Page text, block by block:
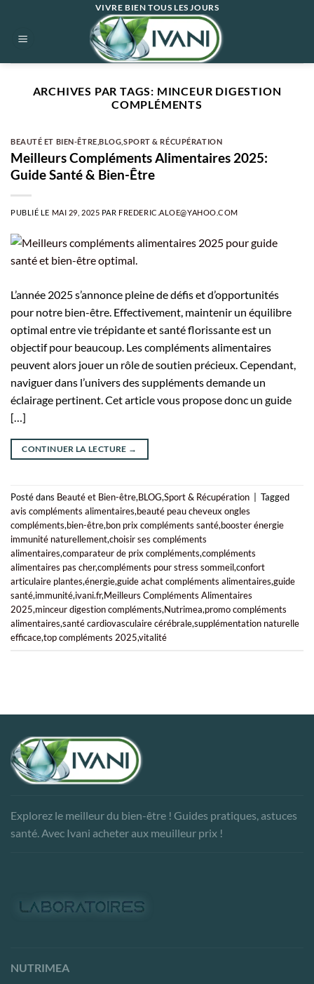
contenu
VIVRE BIEN TOUS LES JOURS
ARCHIVES PAR TAGS: MINCEUR DIGESTION
COMPLÉMENTS
BEAUTÉ ET BIEN-ÊTRE ,BLOG ,SPORT & RÉCUPÉRATION
Meilleurs Compléments Alimentaires 2025:
Guide Santé & Bien-Être
PUBLIÉ LE MAI 29, 2025 PAR FREDERIC.ALOE@YAHOO.COM
L’année 2025 s’annonce pleine de défis et d’opportunités
pour notre bien-être. Effectivement, maintenir un équilibre
optimal entre vie trépidante et santé florissante est un
objectif pour beaucoup. Les compléments alimentaires
peuvent alors jouer un rôle de soutien précieux. Cependant,
naviguer dans l’univers des suppléments demande un
éclairage pertinent. Cet article vous propose donc un guide
[…]
CONTINUER LA LECTURE →
Posté dans Beauté et Bien-être,BLOG,Sport & Récupération
Tagged
avis compléments alimentaires,beauté peau cheveux ongles
compléments,bien-être,bon prix compléments santé,booster énergie
immunité naturellement,choisir ses compléments
alimentaires,comparateur de prix compléments,compléments
alimentaires pas cher,compléments pour stress sommeil,confort
articulaire plantes,énergie,guide achat compléments alimentaires,guide
santé,immunité,ivani.fr,Meilleurs Compléments Alimentaires
2025,minceur digestion compléments,Nutrimea,promo compléments
alimentaires,santé cardiovasculaire cérébrale,supplémentation naturelle
efficace,top compléments 2025,vitalité
Explorez le meilleur du bien-être ! Guides pratiques, astuces
santé. Avec Ivani acheter aux meuilleur prix !
NUTRIMEA